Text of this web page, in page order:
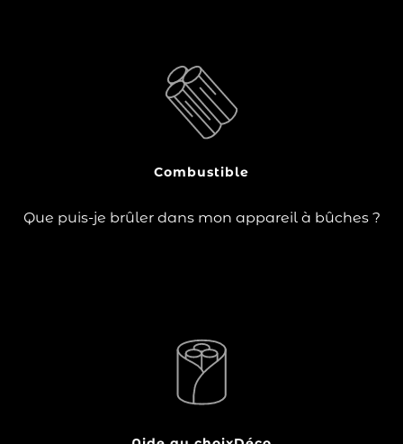
Combustible
Que puis-je brûler dans mon appareil à bûches ?
Du bois, et rien d'autre !
Votre appareil est conçu pour brûler du bois sec et non
traité, pas question d'utiliser un autre combustible qui
Accessoire indispensable et véritable élément de
le range-bûches
votre bois de chauffage à proximité de votre poêle à
bois ou de votre cheminée. Pratique et esthétique, il